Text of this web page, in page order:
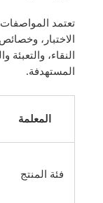
الاختبار، وخصائص
النقاء، والتعبئة
المستهدفة.
المعلمة
فئة المنتج